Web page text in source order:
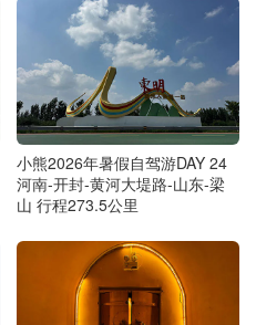
小熊2026年暑假自驾游DAY 24
河南-开封-黄河大堤路-山东-梁
山 行程273.5公里